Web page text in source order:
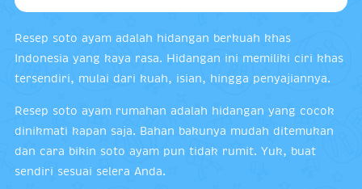
Resep soto ayam adalah hidangan berkuah khas
Indonesia yang kaya rasa. Hidangan ini memiliki ciri khas
tersendiri, mulai dari kuah, isian, hingga penyajiannya.
Resep soto ayam rumahan adalah hidangan yang cocok
dinikmati kapan saja. Bahan bakunya mudah ditemukan
dan cara bikin soto ayam pun tidak rumit. Yuk, buat
sendiri sesuai selera Anda.